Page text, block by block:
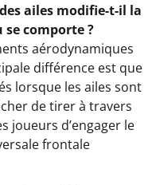
ailes modifie-t-il la
comporte ?
aérodynamiques
différence est que
lorsque les ailes sont
de tirer à travers
joueurs d’engager le
frontale